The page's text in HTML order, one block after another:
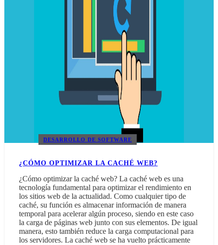
DESARROLLO DE SOFTWARE
¿CÓMO OPTIMIZAR LA CACHÉ WEB?
¿Cómo optimizar la caché web? La caché web es una
tecnología fundamental para optimizar el rendimiento en
los sitios web de la actualidad. Como cualquier tipo de
caché, su función es almacenar información de manera
temporal para acelerar algún proceso, siendo en este caso
la carga de páginas web junto con sus elementos. De igual
manera, esto también reduce la carga computacional para
los servidores. La caché web se ha vuelto prácticamente